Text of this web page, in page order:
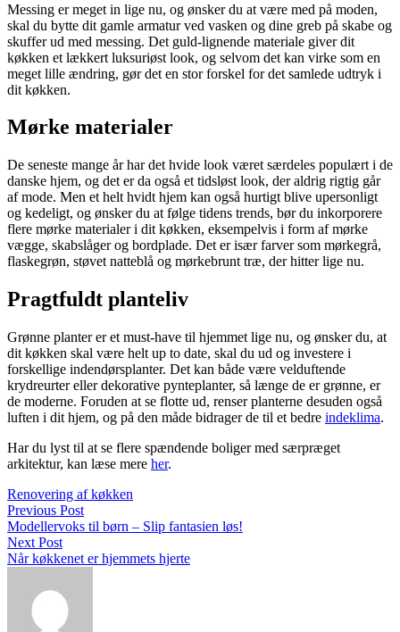
Messing er meget in lige nu, og ønsker du at være med på moden,
skal du bytte dit gamle armatur ved vasken og dine greb på skabe og
skuffer ud med messing. Det guld-lignende materiale giver dit
køkken et lækkert luksuriøst look, og selvom det kan virke som en
meget lille ændring, gør det en stor forskel for det samlede udtryk i
dit køkken.
Mørke materialer
De seneste mange år har det hvide look været særdeles populært i de
danske hjem, og det er da også et tidsløst look, der aldrig rigtig går
af mode. Men et helt hvidt hjem kan også hurtigt blive upersonligt
og kedeligt, og ønsker du at følge tidens trends, bør du inkorporere
flere mørke materialer i dit køkken, eksempelvis i form af mørke
vægge, skabslåger og bordplade. Det er især farver som mørkegrå,
flaskegrøn, støvet natteblå og mørkebrunt træ, der hitter lige nu.
Pragtfuldt planteliv
Grønne planter er et must-have til hjemmet lige nu, og ønsker du, at
dit køkken skal være helt up to date, skal du ud og investere i
forskellige indendørsplanter. Det kan både være velduftende
krydreurter eller dekorative pynteplanter, så længe de er grønne, er
de moderne. Foruden at se flotte ud, renser planterne desuden også
luften i dit hjem, og på den måde bidrager de til et bedre indeklima.
Har du lyst til at se flere spændende boliger med særpræget
arkitektur, kan læse mere her.
Renovering af køkken
Previous Post
Modellervoks til børn – Slip fantasien løs!
Next Post
Når køkkenet er hjemmets hjerte